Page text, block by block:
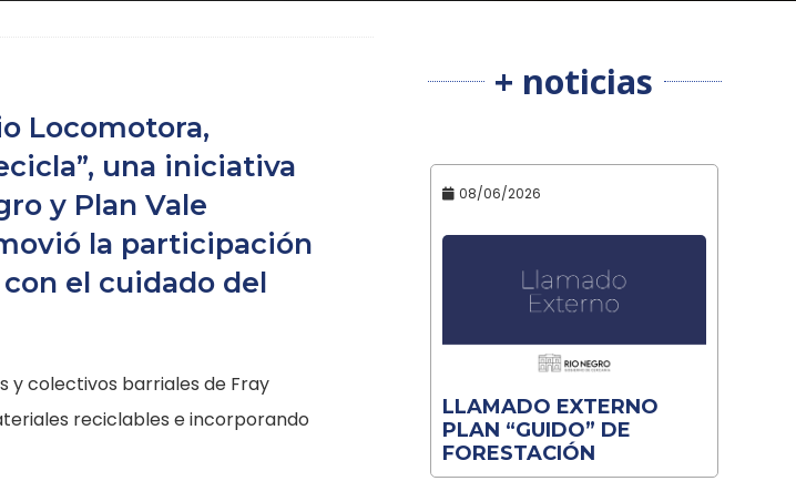
Locomotora,
una iniciativa
y Plan Vale
la participación
el cuidado del
y colectivos barriales de Fray
reciclables e incorporando
+ noticias
08/06/2026
LLAMADO EXTERNO
PLAN “GUIDO” DE
FORESTACIÓN